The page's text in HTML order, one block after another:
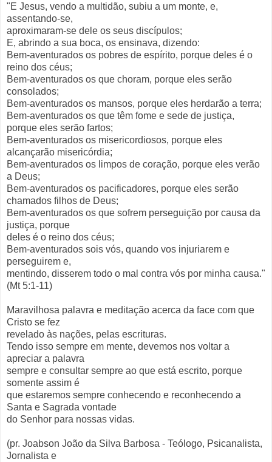
"E Jesus, vendo a multidão, subiu a um monte, e,
assentando-se,
aproximaram-se dele os seus discípulos;
E, abrindo a sua boca, os ensinava, dizendo:
Bem-aventurados os pobres de espírito, porque deles é o
reino dos céus;
Bem-aventurados os que choram, porque eles serão
consolados;
Bem-aventurados os mansos, porque eles herdarão a terra;
Bem-aventurados os que têm fome e sede de justiça,
porque eles serão fartos;
Bem-aventurados os misericordiosos, porque eles
alcançarão misericórdia;
Bem-aventurados os limpos de coração, porque eles verão
a Deus;
Bem-aventurados os pacificadores, porque eles serão
chamados filhos de Deus;
Bem-aventurados os que sofrem perseguição por causa da
justiça, porque
deles é o reino dos céus;
Bem-aventurados sois vós, quando vos injuriarem e
perseguirem e,
mentindo, disserem todo o mal contra vós por minha causa."
(Mt 5:1-11)
Maravilhosa palavra e meditação acerca da face com que
Cristo se fez
revelado às nações, pelas escrituras.
Tendo isso sempre em mente, devemos nos voltar a
apreciar a palavra
sempre e consultar sempre ao que está escrito, porque
somente assim é
que estaremos sempre conhecendo e reconhecendo a
Santa e Sagrada vontade
do Senhor para nossas vidas.
(pr. Joabson João da Silva Barbosa - Teólogo, Psicanalista,
Jornalista e